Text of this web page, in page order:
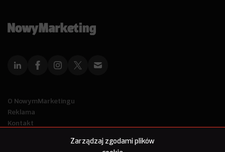
Zarządzaj zgodami plików
O NowymMarketingu
Reklama
Kontakt